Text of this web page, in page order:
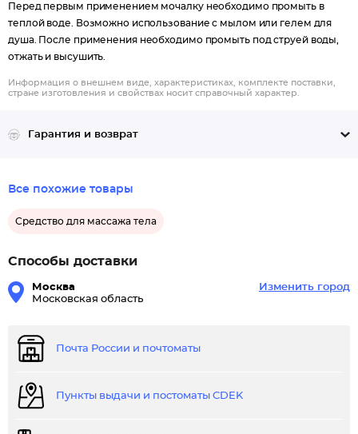
Перед первым применением мочалку необходимо промыть в
теплой воде. Возможно использование с мылом или гелем для
душа. После применения необходимо промыть под струей воды,
отжать и высушить.
Информация о внешнем виде, характеристиках, комплекте поставки,
стране изготовления и свойствах носит справочный характер.
Гарантия и возврат
Все похожие товары
Средство для массажа тела
Способы доставки
Москва
Московская область
Изменить город
Почта России и почтоматы
Пункты выдачи и постоматы CDEK